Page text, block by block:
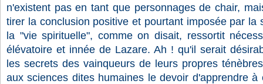
n'existent pas en tant que personnages de chair,
tirer la conclusion positive et pourtant imposée par la
la "vie spirituelle", comme on disait, ressortit
élévatoire et innée de Lazare. Ah ! qu'il serait
les secrets des vainqueurs de leurs propres
aux sciences dites humaines le devoir d'apprendre